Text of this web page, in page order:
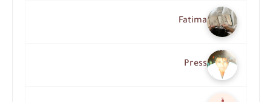
Fatima
Press